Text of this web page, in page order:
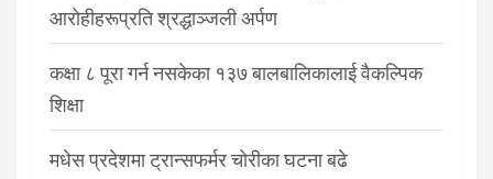
आरोहीहरूप्रति श्रद्धाञ्जली अर्पण
कक्षा ८ पूरा गर्न नसकेका १३७ बालबालिकालाई वैकल्पिक
शिक्षा
मधेस प्रदेशमा ट्रान्सफर्मर चोरीका घटना बढे